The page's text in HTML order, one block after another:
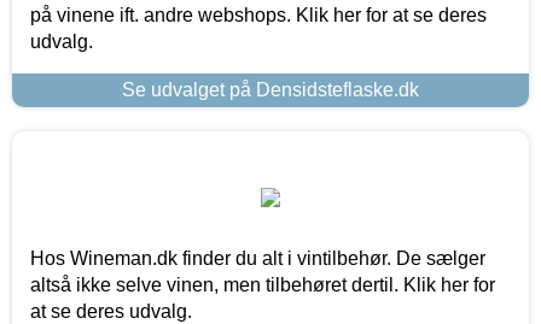
på vinene ift. andre webshops. Klik her for at se deres
udvalg.
Se udvalget på Densidsteflaske.dk
Hos Wineman.dk finder du alt i vintilbehør. De sælger
altså ikke selve vinen, men tilbehøret dertil. Klik her for
at se deres udvalg.